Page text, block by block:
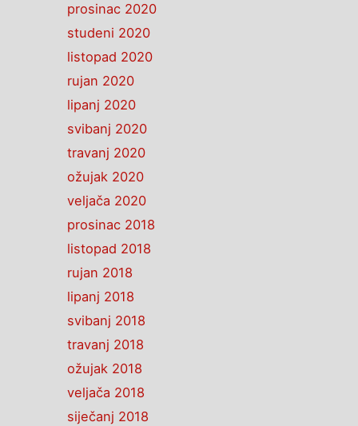
prosinac 2020
studeni 2020
listopad 2020
rujan 2020
lipanj 2020
svibanj 2020
travanj 2020
ožujak 2020
veljača 2020
prosinac 2018
listopad 2018
rujan 2018
lipanj 2018
svibanj 2018
travanj 2018
ožujak 2018
veljača 2018
siječanj 2018